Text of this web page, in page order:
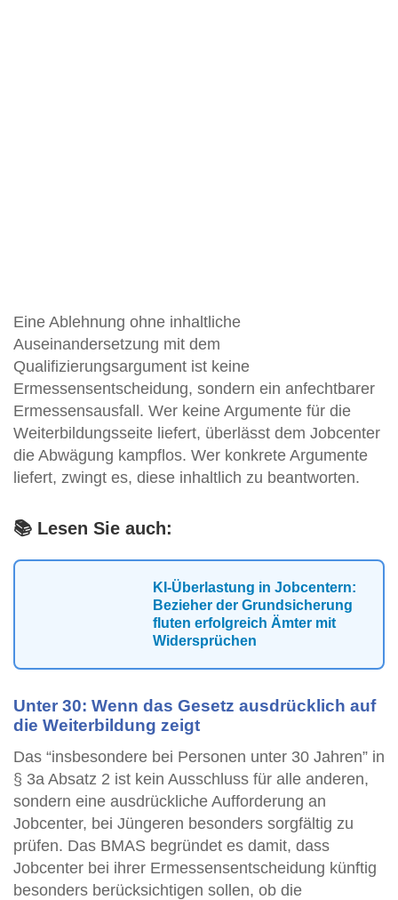
Eine Ablehnung ohne inhaltliche
Auseinandersetzung mit dem
Qualifizierungsargument ist keine
Ermessensentscheidung, sondern ein anfechtbarer
Ermessensausfall. Wer keine Argumente für die
Weiterbildungsseite liefert, überlässt dem Jobcenter
die Abwägung kampflos. Wer konkrete Argumente
liefert, zwingt es, diese inhaltlich zu beantworten.
📚 Lesen Sie auch:
KI-Überlastung in Jobcentern:
Bezieher der Grundsicherung
fluten erfolgreich Ämter mit
Widersprüchen
Unter 30: Wenn das Gesetz ausdrücklich auf
die Weiterbildung zeigt
Das “insbesondere bei Personen unter 30 Jahren” in
§ 3a Absatz 2 ist kein Ausschluss für alle anderen,
sondern eine ausdrückliche Aufforderung an
Jobcenter, bei Jüngeren besonders sorgfältig zu
prüfen. Das BMAS begründet es damit, dass
Jobcenter bei ihrer Ermessensentscheidung künftig
besonders berücksichtigen sollen, ob die